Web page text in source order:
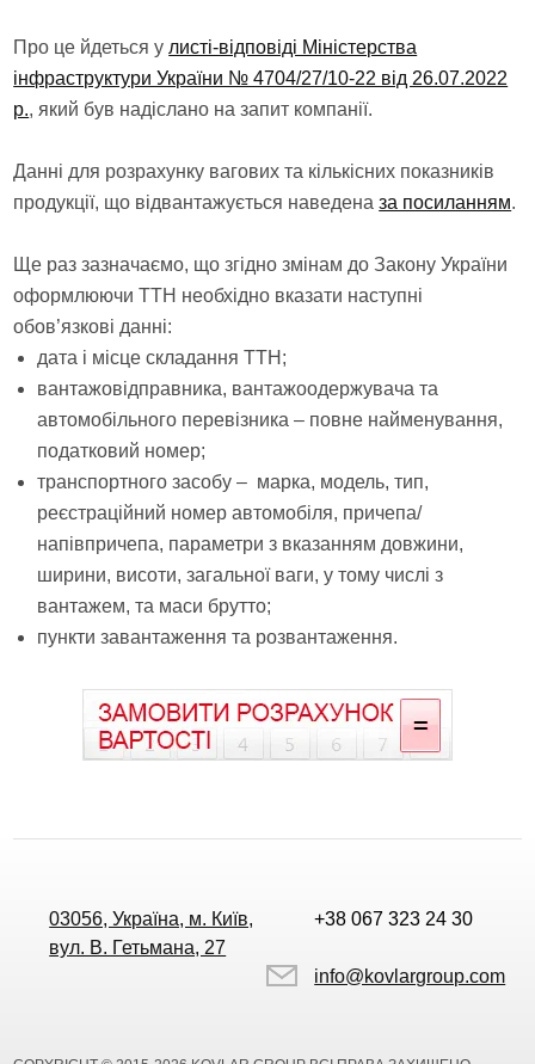
Про це йдеться у листі-відповіді Міністерства
інфраструктури України № 4704/27/10-22 від 26.07.2022
р., який був надіслано на запит компанії.
Данні для розрахунку вагових та кількісних показників
продукції, що відвантажується наведеназа посиланням.
Ще раз зазначаємо, що згідно змінам до Закону України
оформлюючи ТТН необхідно вказати наступні
обов’язкові данні:
дата і місце складання ТТН;
вантажовідправника, вантажоодержувача та
автомобільного перевізника – повне найменування,
податковий номер;
транспортного засобу – марка, модель, тип,
реєстраційний номер автомобіля, причепа/
напівпричепа, параметри з вказанням довжини,
ширини, висоти, загальної ваги, у тому числі з
вантажем, та маси брутто;
пункти завантаження та розвантаження.
03056, Україна, м. Київ,
вул. В. Гетьмана, 27
+38 067 323 24 30
info@kovlargroup.com